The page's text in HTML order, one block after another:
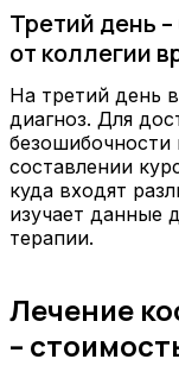
Третий день
от коллегии
На третий день
диагноз. Для
безошибочности
составлении
куда входят
изучает данные
терапии.
Лечение
–